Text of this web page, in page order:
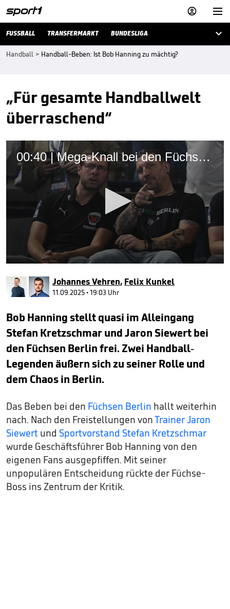


FUSSBALL TRANSFERMARKT BUNDESLIGA 
Handball > Handball-Beben: Ist Bob Hanning zu mächtig?
„Für gesamte Handballwelt
überraschend“
00:40 | Mega-Knall bei den Füchsen um Kretzschmar und Trainer
seconds
40
seconds
Johannes Vehren, Felix Kunkel
11.09.2025 • 19:03 Uhr
Bob Hanning stellt quasi im Alleingang
Stefan Kretzschmar und Jaron Siewert bei
den Füchsen Berlin frei. Zwei Handball-
Legenden äußern sich zu seiner Rolle und
dem Chaos in Berlin.
Das Beben bei den Füchsen Berlin hallt weiterhin
nach. Nach den Freistellungen vonTrainer Jaron
Siewert und Sportvorstand Stefan Kretzschmar
wurde Geschäftsführer Bob Hanning von den
eigenen Fans ausgepfiffen. Mit seiner
unpopulären Entscheidung rückte der Füchse-
Boss ins Zentrum der Kritik.